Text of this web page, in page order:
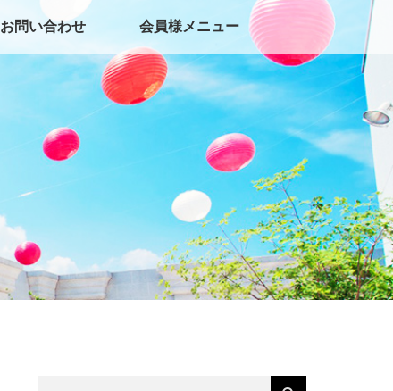
お問い合わせ 会員様メニュー